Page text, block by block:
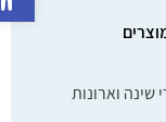
וארונות